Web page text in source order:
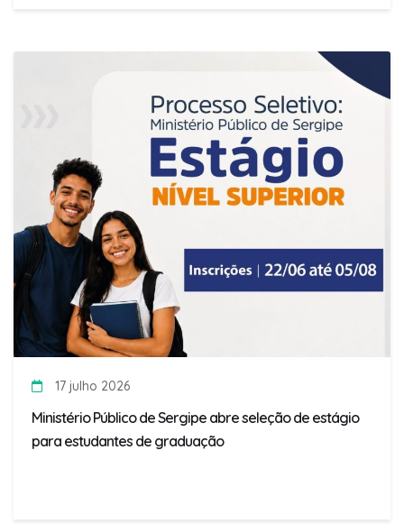
17 julho 2026
Ministério Público de Sergipe abre seleção de estágio
para estudantes de graduação